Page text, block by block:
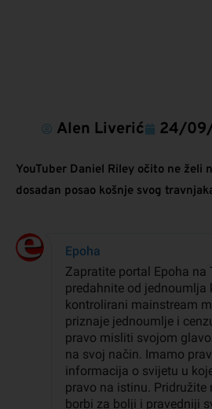
Alen Liverić 24/
YouTuber Daniel Riley očito ne želi
dosadan posao košnje svog